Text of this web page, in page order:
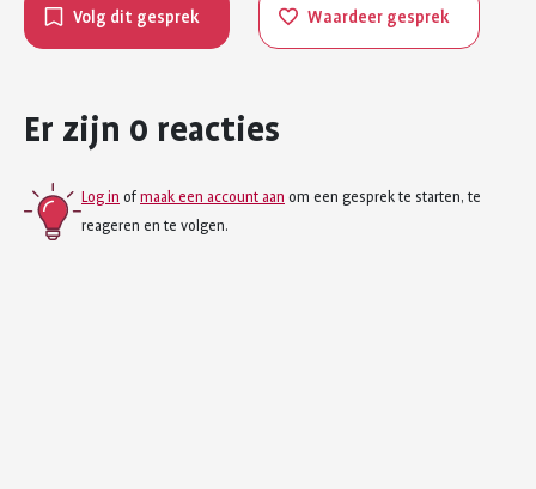
Volg dit gesprek Waardeer gesprek
Er zijn 0 reacties
Log in of maak een account aan om een gesprek te starten, te
reageren en te volgen.